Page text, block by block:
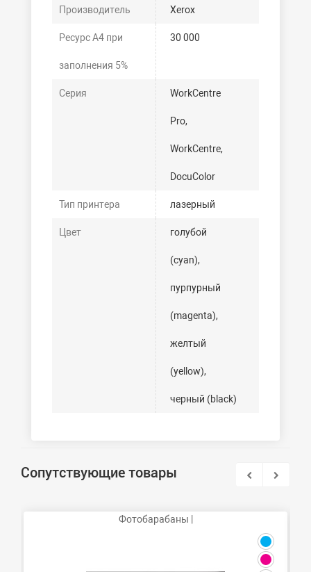
Производитель Xerox
Ресурс А4 при
заполнения 5%
30 000
Серия WorkCentre
Pro,
WorkCentre,
DocuColor
Тип принтера лазерный
Цвет голубой
(cyan),
пурпурный
(magenta),
желтый
(yellow),
черный (black)
Сопутствующие товары
Фотобарабаны |